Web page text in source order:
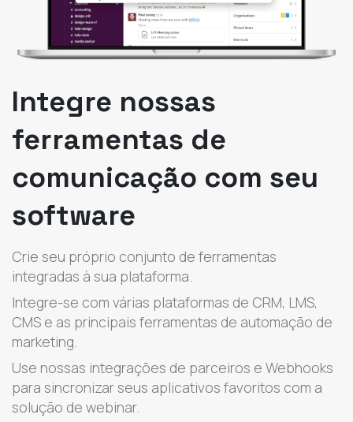
Integre nossas
ferramentas de
comunicação com seu
software
Crie seu próprio conjunto de ferramentas
integradas à sua plataforma.
Integre-se com várias plataformas de CRM, LMS,
CMS e as principais ferramentas de automação de
marketing.
Use nossas integrações de parceiros e Webhooks
para sincronizar seus aplicativos favoritos com a
solução de webinar.